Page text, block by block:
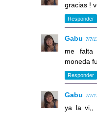
gracias !
Responder
Gabu 7/7/
me
moneda
Responder
Gabu 7/7/
ya la vi,,